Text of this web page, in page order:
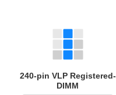
240-pin VLP Registered-
DIMM